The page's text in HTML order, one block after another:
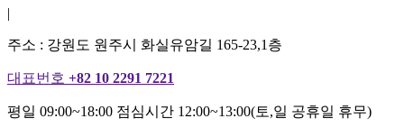
|
주소 : 강원도 원주시 화실유암길 165-23,1층
대표번호 +82 10 2291 7221
평일 09:00~18:00 점심시간 12:00~13:00(토,일 공휴일 휴무)